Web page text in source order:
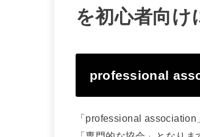
を初心者向け
professional
「professional